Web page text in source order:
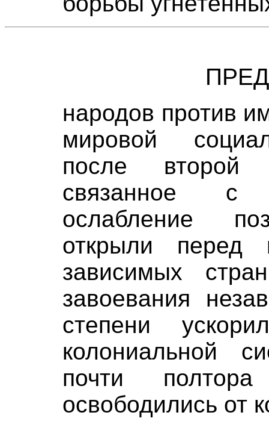
народов против
мировой
после
связанное с
ослабление
открыли перед
зависимых
завоевания
степени
колониальной
почти
освободились от